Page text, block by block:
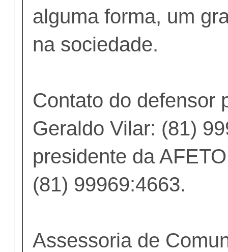
alguma forma, um
na sociedade.
Contato do defensor
Geraldo Vilar: (81)
presidente da
(81) 99969:4663.
Assessoria de